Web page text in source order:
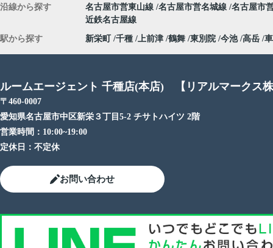
沿線から探す 名古屋市営東山線 名古屋市営名城線 名古屋市
近鉄名古屋線
駅から探す 新栄町 千種 上前津 鶴舞 東別院 今池 高岳
ルームエージェント 千種店(本店) 【リアルマークス
〒460-0007
愛知県名古屋市中区新栄３丁目5-2 チサトハイツ 2階
営業時間： 10:00~19:00
定休日： 不定休
お問い合わせ